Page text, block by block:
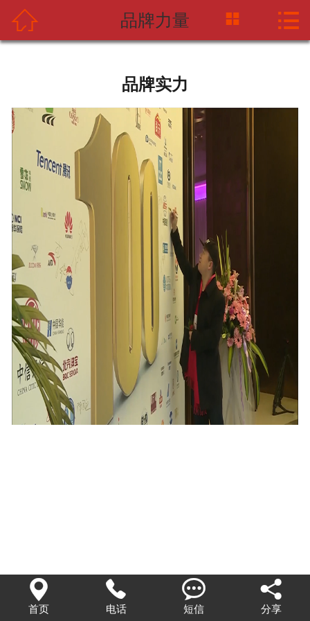
网站首页
联系我们
 品牌力量  
品牌实力

首页

电话

短信

分享